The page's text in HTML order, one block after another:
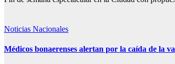
Noticias Nacionales
Médicos bonaerenses alertan por la caída de la